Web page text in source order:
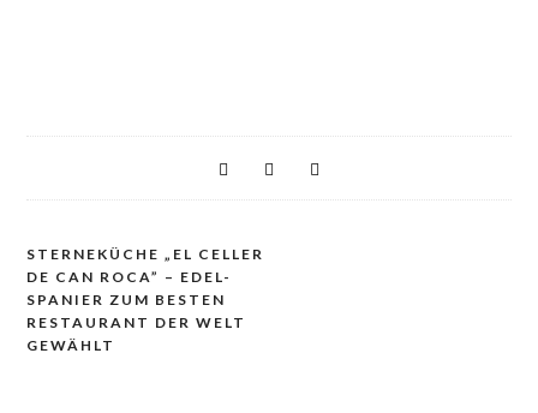
Beitragsnavigation
STERNEKÜCHE „EL CELLER
DE CAN ROCA” – EDEL-
SPANIER ZUM BESTEN
RESTAURANT DER WELT
GEWÄHLT